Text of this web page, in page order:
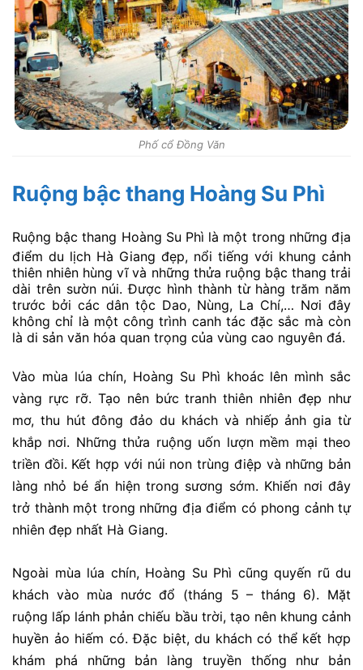
Phố cổ Đồng Văn
Ruộng bậc thang Hoàng Su Phì
Ruộng bậc thang Hoàng Su Phì là một trong những địa
điểm du lịch Hà Giang đẹp, nổi tiếng với khung cảnh
thiên nhiên hùng vĩ và những thửa ruộng bậc thang trải
dài trên sườn núi. Được hình thành từ hàng trăm năm
trước bởi các dân tộc Dao, Nùng, La Chí,… Nơi đây
không chỉ là một công trình canh tác đặc sắc mà còn
là di sản văn hóa quan trọng của vùng cao nguyên đá.
Vào mùa lúa chín, Hoàng Su Phì khoác lên mình sắc
vàng rực rỡ. Tạo nên bức tranh thiên nhiên đẹp như
mơ, thu hút đông đảo du khách và nhiếp ảnh gia từ
khắp nơi. Những thửa ruộng uốn lượn mềm mại theo
triền đồi. Kết hợp với núi non trùng điệp và những bản
làng nhỏ bé ẩn hiện trong sương sớm. Khiến nơi đây
trở thành một trong những địa điểm có phong cảnh tự
nhiên đẹp nhất Hà Giang.
Ngoài mùa lúa chín, Hoàng Su Phì cũng quyến rũ du
khách vào mùa nước đổ (tháng 5 – tháng 6). Mặt
ruộng lấp lánh phản chiếu bầu trời, tạo nên khung cảnh
huyền ảo hiếm có. Đặc biệt, du khách có thể kết hợp
khám phá những bản làng truyền thống như bản